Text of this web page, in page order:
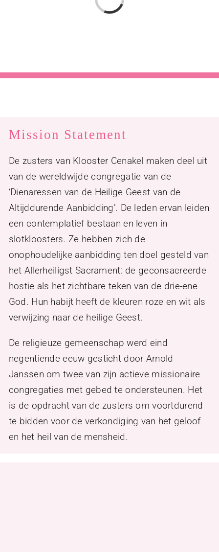
Mission Statement
De zusters van Klooster Cenakel maken deel uit
van de wereldwijde congregatie van de
‘Dienaressen van de Heilige Geest van de
Altijddurende Aanbidding’. De leden ervan leiden
een contemplatief bestaan en leven in
slotkloosters. Ze hebben zich de
onophoudelijke aanbidding ten doel gesteld van
het Allerheiligst Sacrament: de geconsacreerde
hostie als het zichtbare teken van de drie-ene
God. Hun habijt heeft de kleuren roze en wit als
verwijzing naar de heilige Geest.
De religieuze gemeenschap werd eind
negentiende eeuw gesticht door Arnold
Janssen om twee van zijn actieve missionaire
congregaties met gebed te ondersteunen. Het
is de opdracht van de zusters om voortdurend
te bidden voor de verkondiging van het geloof
en het heil van de mensheid.